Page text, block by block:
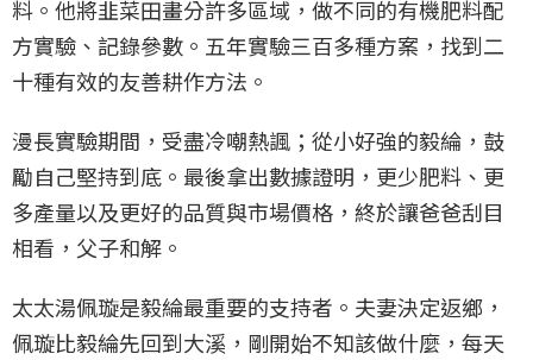
料。他將韭菜田畫分許多區域，做不同的有機肥料配
方實驗、記錄參數。五年實驗三百多種方案，找到二
十種有效的友善耕作方法。
漫長實驗期間，受盡冷嘲熱諷；從小好強的毅綸，鼓
勵自己堅持到底。最後拿出數據證明，更少肥料、更
多產量以及更好的品質與市場價格，終於讓爸爸刮目
相看，父子和解。
太太湯佩璇是毅綸最重要的支持者。夫妻決定返鄉，
佩璇比毅綸先回到大溪，剛開始不知該做什麼，每天